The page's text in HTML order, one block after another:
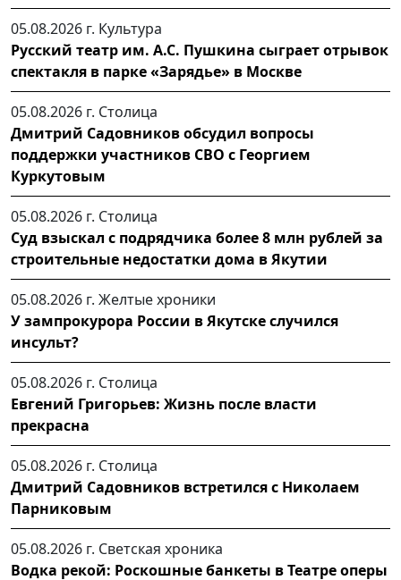
05.08.2026 г. Культура
Русский театр им. А.С. Пушкина сыграет отрывок
спектакля в парке «Зарядье» в Москве
05.08.2026 г. Столица
Дмитрий Садовников обсудил вопросы
поддержки участников СВО с Георгием
Куркутовым
05.08.2026 г. Столица
Суд взыскал с подрядчика более 8 млн рублей за
строительные недостатки дома в Якутии
05.08.2026 г. Желтые хроники
У зампрокурора России в Якутске случился
инсульт?
05.08.2026 г. Столица
Евгений Григорьев: Жизнь после власти
прекрасна
05.08.2026 г. Столица
Дмитрий Садовников встретился с Николаем
Парниковым
05.08.2026 г. Светская хроника
Водка рекой: Роскошные банкеты в Театре оперы